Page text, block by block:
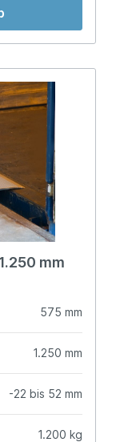
mm
575 mm
1.250 mm
-22 bis 52 mm
1.200 kg